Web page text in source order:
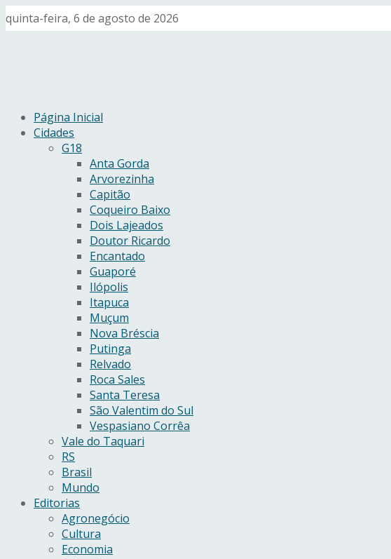
quinta-feira, 6 de agosto de 2026
Página Inicial
Cidades
G18
Anta Gorda
Arvorezinha
Capitão
Coqueiro Baixo
Dois Lajeados
Doutor Ricardo
Encantado
Guaporé
Ilópolis
Itapuca
Muçum
Nova Bréscia
Putinga
Relvado
Roca Sales
Santa Teresa
São Valentim do Sul
Vespasiano Corrêa
Vale do Taquari
RS
Brasil
Mundo
Editorias
Agronegócio
Cultura
Economia